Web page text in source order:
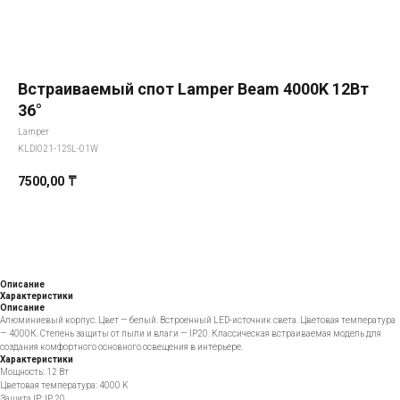
Встраиваемый спот Lamper Beam 4000K 12Вт
36°
Lamper
KLDI021-12SL-01W
7500,00 ₸
Описание
Характеристики
Описание
Алюминиевый корпус. Цвет — белый. Встроенный LED-источник света. Цветовая температура
— 4000К. Степень защиты от пыли и влаги — IP20. Классическая встраиваемая модель для
создания комфортного основного освещения в интерьере.
Характеристики
Мощность: 12 Вт
Цветовая температура: 4000 K